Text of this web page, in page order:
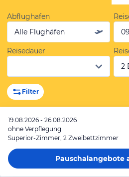
Abflughafen
Alle Flughäfen
Reisedauer
2
Filter
19.08.2026 - 26.08.2026
ohne Verpflegung
Superior-Zimmer, 2 Zweibettzimmer
Pauschalangebote